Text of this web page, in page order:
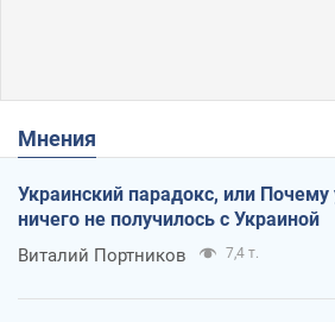
Мнения
Украинский парадокс, или Почему
ничего не получилось с Украиной
Виталий Портников 7,4 т.